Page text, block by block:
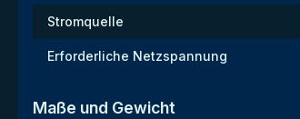
Stromquelle
Erforderliche Netzspannung
Maße und Gewicht